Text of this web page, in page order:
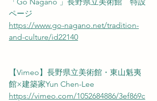
ページ
https://www.go-nagano.net/tradition-
and-culture/id22140
【Vimeo】長野県立美術館・東山魁夷
館×建築家Yun Chen-Lee
https://vimeo.com/1052684886/3ef869c